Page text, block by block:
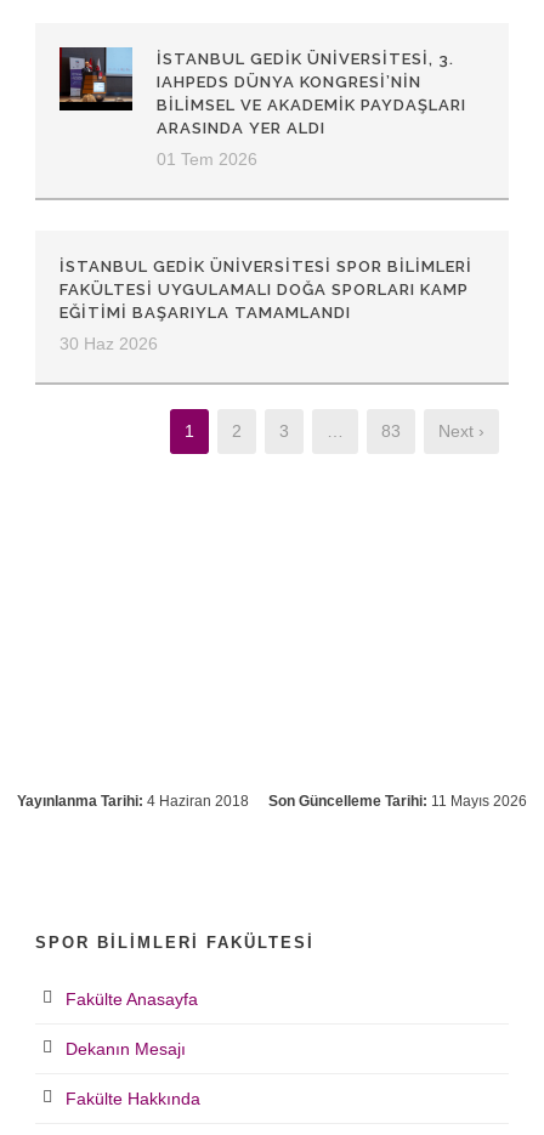
İSTANBUL GEDIK ÜNIVERSITESI, 3.
IAHPEDS DÜNYA KONGRESI’NIN
BILIMSEL VE AKADEMIK PAYDAŞLARI
ARASINDA YER ALDI
01 Tem 2026
İSTANBUL GEDIK ÜNIVERSITESI SPOR BILIMLERI
FAKÜLTESI UYGULAMALI DOĞA SPORLARI KAMP
EĞITIMI BAŞARIYLA TAMAMLANDI
30 Haz 2026
1 2 3 83 Next ›
Yayınlanma Tarihi: 4 Haziran 2018 Son Güncelleme Tarihi: 11 Mayıs 2026
SPOR BILIMLERI FAKÜLTESI
Fakülte Anasayfa
Dekanın Mesajı
Fakülte Hakkında